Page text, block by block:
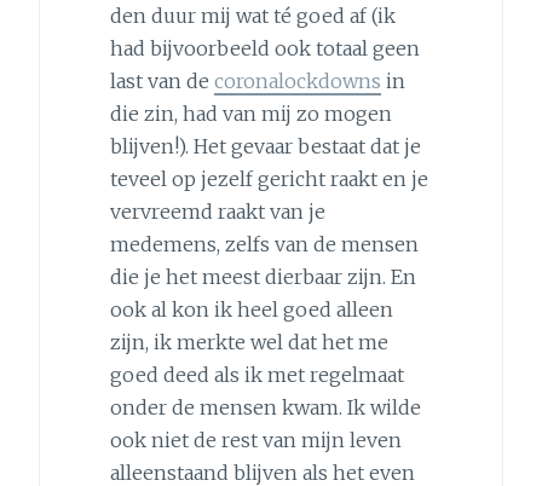
den duur mij wat té goed af (ik
had bijvoorbeeld ook totaal geen
last van de coronalockdowns in
die zin, had van mij zo mogen
blijven!). Het gevaar bestaat dat je
teveel op jezelf gericht raakt en je
vervreemd raakt van je
medemens, zelfs van de mensen
die je het meest dierbaar zijn. En
ook al kon ik heel goed alleen
zijn, ik merkte wel dat het me
goed deed als ik met regelmaat
onder de mensen kwam. Ik wilde
ook niet de rest van mijn leven
alleenstaand blijven als het even